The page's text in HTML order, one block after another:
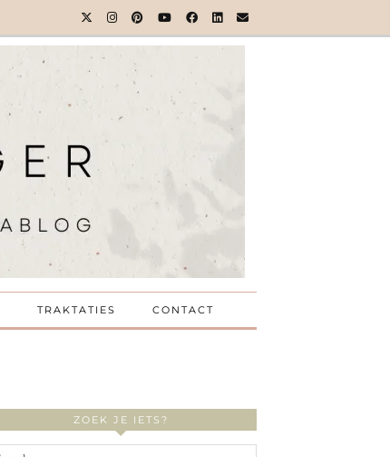
TRAKTATIES CONTACT
ZOEK JE IETS?